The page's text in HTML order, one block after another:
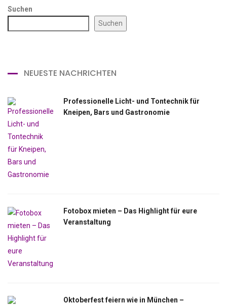
Suchen
Suchen
NEUESTE NACHRICHTEN
Professionelle Licht- und Tontechnik für
Kneipen, Bars und Gastronomie
Fotobox mieten – Das Highlight für eure
Veranstaltung
Oktoberfest feiern wie in München –